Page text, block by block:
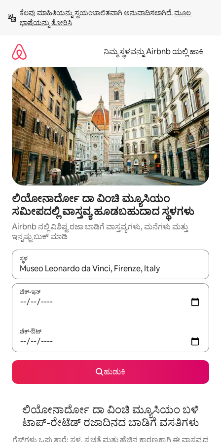
ಹೋಗಿ
ಕೆಲವು ಮಾಹಿತಿಯನ್ನು ಸ್ವಯಂಚಾಲಿತವಾಗಿ ಅನುವಾದಿಸಲಾಗಿದೆ. ಮೂಲ
ಭಾಷೆಯನ್ನು ತೋರಿಸಿ
ನಿಮ್ಮ ಸ್ಥಳವನ್ನು Airbnb ಯಲ್ಲಿ ಹಾಕಿ
ಲಿಯೋನಾರ್ದೋ ದಾ ವಿಂಚಿ ಮ್ಯೂಸಿಯಂ
ಸಮೀಪದಲ್ಲಿ ವಾಸ್ತವ್ಯ ಹೂಡಬಹುದಾದ ಸ್ಥಳಗಳು
Airbnb ನಲ್ಲಿ ವಿಶಿಷ್ಟ ರಜಾ ಬಾಡಿಗೆ ವಾಸ್ತವ್ಯಗಳು, ಮನೆಗಳು ಮತ್ತು
ಇನ್ನಷ್ಟು ಬುಕ್ ಮಾಡಿ
ಸ್ಥಳ
ಫಲಿತಾಂಶಗಳು ಲಭ್ಯವಿರುವಾಗ, ಅಪ್ ಮತ್ತು ಡೌನ್ ಬಾಣದ ಕೀಲಿಗಳೊಂದಿಗೆ
ಚೆಕ್-ಇನ್
ಚೆಕ್-ಔಟ್
ಹುಡುಕಿ
ಲಿಯೋನಾರ್ದೋ ದಾ ವಿಂಚಿ ಮ್ಯೂಸಿಯಂ ಬಳಿ
ಟಾಪ್-ರೇಟೆಡ್ ರಜಾದಿನದ ಬಾಡಿಗೆ ವಸತಿಗಳು
ಗೆಸ್ಟ್‌ಗಳು ಒಪ್ಪುತ್ತಾರೆ: ಸ್ಥಳ, ಸ್ವಚ್ಛತೆ ಮತ್ತು ಹೆಚ್ಚಿನ ಕಾರಣಕ್ಕಾಗಿ ಈ ವಾಸ್ತವ್ಯದ